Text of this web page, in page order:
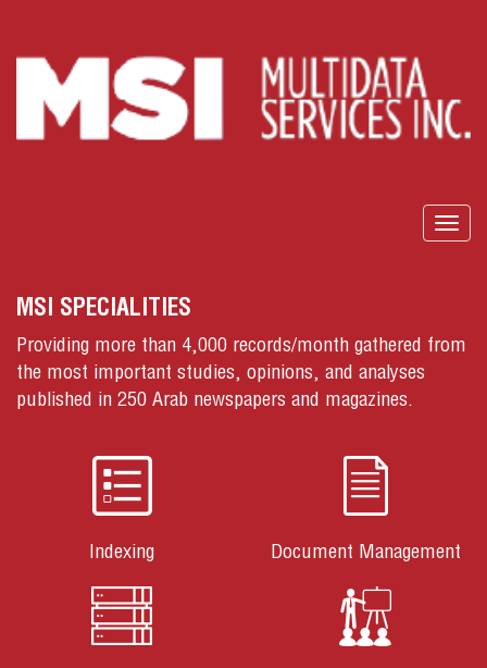
MSI SPECIALITIES
Providing more than 4,000 records/month gathered from
the most important studies, opinions, and analyses
published in 250 Arab newspapers and magazines.
Indexing Document Management